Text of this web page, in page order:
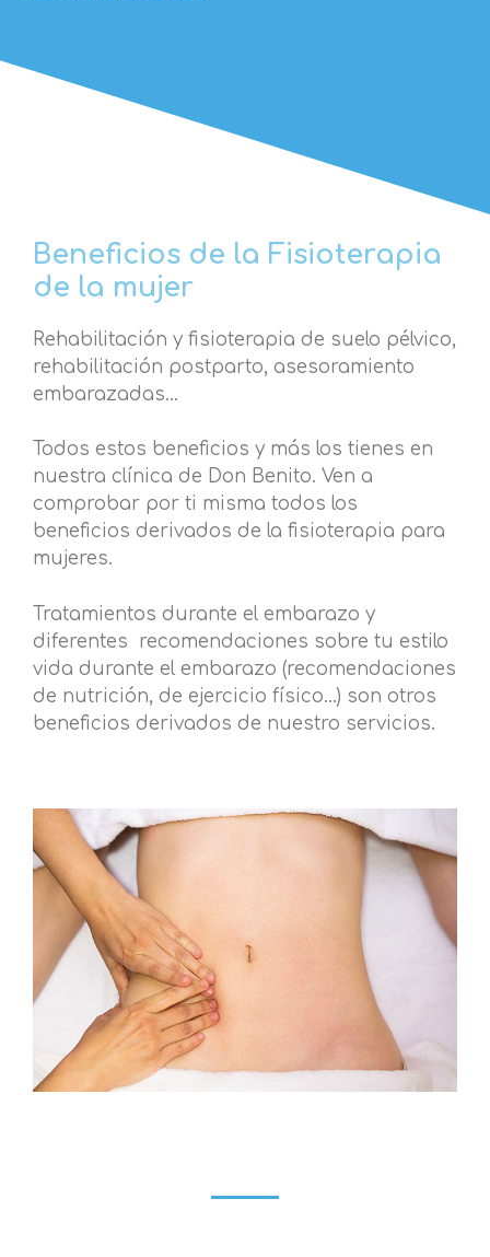
Beneficios de la Fisioterapia
de la mujer
Rehabilitación y fisioterapia de suelo pélvico,
rehabilitación postparto, asesoramiento
embarazadas…
Todos estos beneficios y más los tienes en
nuestra clínica de Don Benito. Ven a
comprobar por ti misma todos los
beneficios derivados de la fisioterapia para
mujeres.
Tratamientos durante el embarazo y
diferentes recomendaciones sobre tu estilo
vida durante el embarazo (recomendaciones
de nutrición, de ejercicio físico…) son otros
beneficios derivados de nuestro servicios.